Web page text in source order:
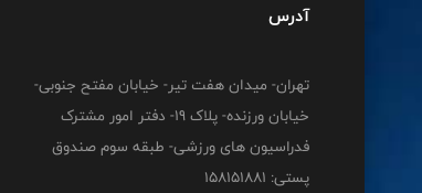
آدرس
تهران- میدان هفت تیر- خیابان مفتح جنوبی-
خیابان ورزنده- پلاک 19- دفتر امور مشترک
فدراسیون های ورزشی- طبقه سوم صندوق
پستی: 158151881